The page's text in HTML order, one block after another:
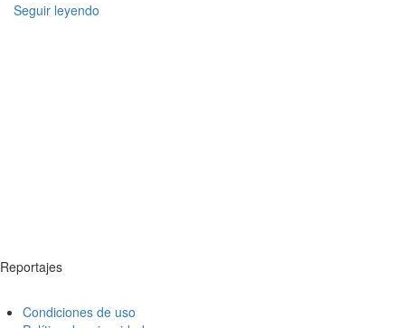
Seguir leyendo
Reportajes
Condiciones de uso